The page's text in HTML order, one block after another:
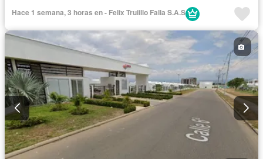
Hace 1 semana, 3 horas en - Felix Truiillo Falla S.A.S